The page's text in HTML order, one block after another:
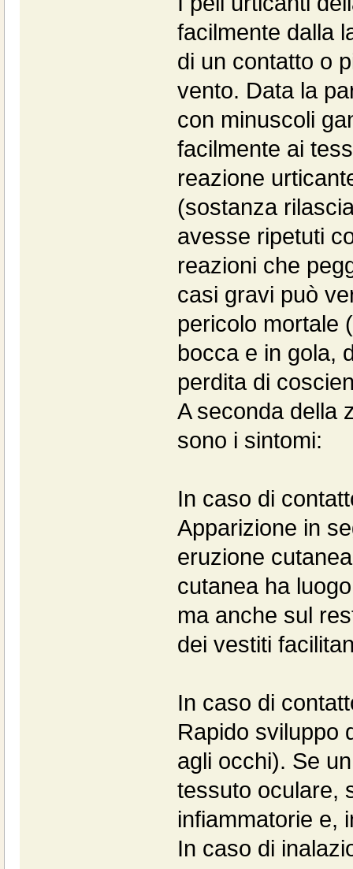
facilmente dalla
di un contatto o
vento. Data la
con minuscoli
facilmente ai
reazione
(sostanza
avesse ripetuti
reazioni che
casi gravi può
pericolo mortale
bocca e in gola,
perdita di
A seconda della
sono i sintomi:
In caso di
Apparizione in
eruzione
cutanea ha
ma anche sul
dei vestiti
In caso di
Rapido sviluppo
agli occhi). Se
tessuto oculare,
infiammatorie e,
In caso di